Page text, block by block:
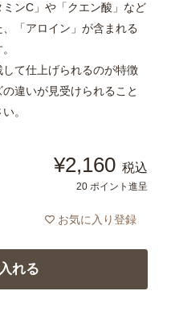
ンC」や「クエン酸」など
「アロイン」が含まれる
て仕上げられるのが特徴
違いが見受けられること
。
¥2,160 税込
20 ポイント進呈
お気に入り登録
れる